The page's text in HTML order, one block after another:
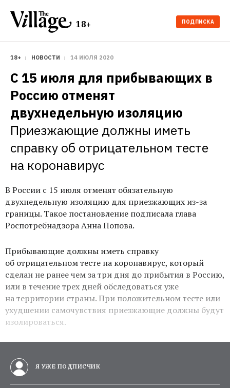
18+ ПОДПИСКА
18+ НОВОСТИ 14 ИЮЛЯ 2020
С 15 июля для прибывающих в
Россию отменят
двухнедельную изоляцию
Приезжающие должны иметь
справку об отрицательном тесте
на коронавирус
В России с 15 июля отменят обязательную
двухнедельную изоляцию для приезжающих из-за
границы. Такое постановление подписала глава
Роспотребнадзора Анна Попова.
Прибывающие должны иметь справку
об отрицательном тесте на коронавирус, который
сделан не ранее чем за три дня до прибытия в Россию,
или в течение трех дней обследоваться уже
на территории страны. При положительном тесте или
ухудшении самочувствия приезжающие должны будут
изолироваться.
Я УЖЕ ПОДПИСЧИК